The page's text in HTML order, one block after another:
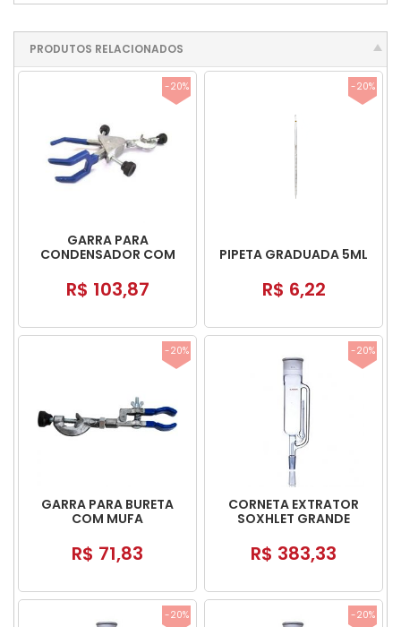
PRODUTOS RELACIONADOS
-20%
GARRA PARA
CONDENSADOR COM
R$ 103,87
-20%
PIPETA GRADUADA 5ML
R$ 6,22
-20%
GARRA PARA BURETA
COM MUFA
R$ 71,83
-20%
CORNETA EXTRATOR
SOXHLET GRANDE
R$ 383,33
-20% -20%